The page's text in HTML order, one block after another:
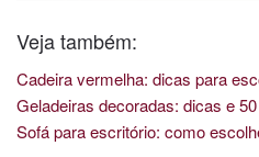
Veja também:
Cadeira vermelha: dicas para
Geladeiras decoradas: dicas e
Sofá para escritório: como